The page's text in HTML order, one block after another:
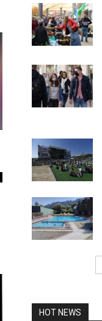
HOT NEWS